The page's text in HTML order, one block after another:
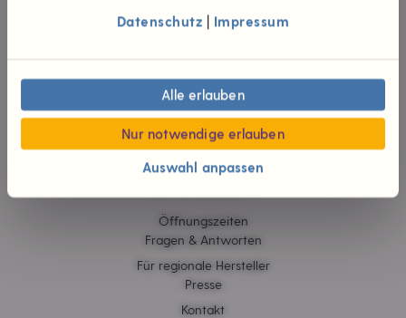
Datenschutz Impressum
Alle erlauben
Auswahl anpassen
Nur notwendige erlauben
Wünsch dir was
Neuigkeiten
Verantwortliche
Karriere
Jobs
Öffnungszeiten
Fragen & Antworten
Für regionale Hersteller
Presse
Kontakt